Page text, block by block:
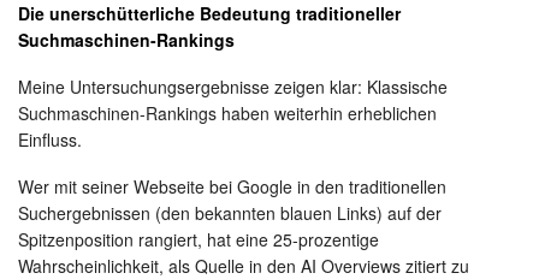
Die unerschütterliche Bedeutung traditioneller
Suchmaschinen-Rankings
Meine Untersuchungsergebnisse zeigen klar: Klassische
Suchmaschinen-Rankings haben weiterhin erheblichen
Einfluss.
Wer mit seiner Webseite bei Google in den traditionellen
Suchergebnissen (den bekannten blauen Links) auf der
Spitzenposition rangiert, hat eine 25-prozentige
Wahrscheinlichkeit, als Quelle in den AI Overviews zitiert zu